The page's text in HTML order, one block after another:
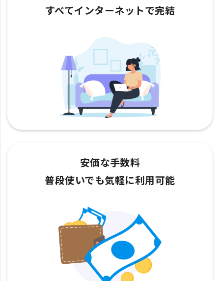
すべてインターネットで完結
安価な手数料
普段使いでも気軽に利用可能